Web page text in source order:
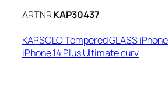
ARTNRKAP30437
KAPSOLO Tempered GLASS
iPhone 14 Plus Ultimate curv